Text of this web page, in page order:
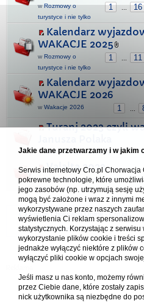
1 16
wRozmowy o
turystyce i nie tylko
Kalendarz
WAKACJE 2025
1 11
w Rozmowy o
turystyce i nie tylko
Kalendarz
WAKACJE 2026
1
w Wakacje 2026
Turanj 2023 czyli
wNasze relacje z podróży
Valalta 2023
wNaturystyczna Chorwacja
Forum Chorwacja Online - Cro.pl
Usuń ciasteczka• Strefa czasowa:
Jakie dane przetwarzamy i w jakim
Serwis internetowy Cro.pl
pokrewne technologie, które
jego zasobów (np. utrzymują sesję
mogą być założone i wraz z innymi
wykorzystywane przez naszych
wyświetlenia Ci reklam
statystycznych. Korzystając z
wykorzystanie plików cookie i treści
jednakże wyłączyć niektóre z plików
wyłączyć pliki cookie w opcjach
Jeśli masz u nas konto, możemy
przez Ciebie dane, które zostały
nick użytkownika są niezbędne do